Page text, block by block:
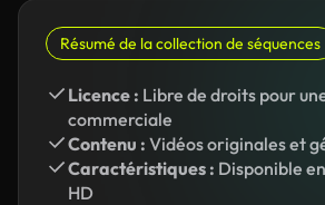
Résumé de la collection de séquences
Licence : Libre de droits pour
commerciale
Contenu : Vidéos originales et
Caractéristiques : Disponible
HD